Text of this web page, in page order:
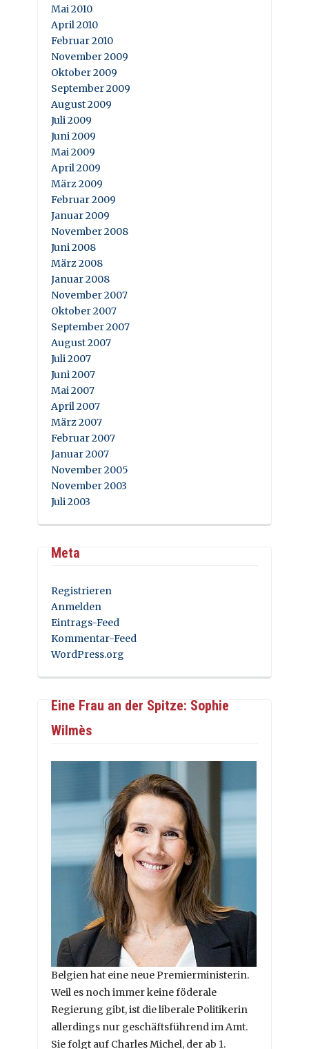
Mai 2010
April 2010
Februar 2010
November 2009
Oktober 2009
September 2009
August 2009
Juli 2009
Juni 2009
Mai 2009
April 2009
März 2009
Februar 2009
Januar 2009
November 2008
Juni 2008
März 2008
Januar 2008
November 2007
Oktober 2007
September 2007
August 2007
Juli 2007
Juni 2007
Mai 2007
April 2007
März 2007
Februar 2007
Januar 2007
November 2005
November 2003
Juli 2003
Meta
Registrieren
Anmelden
Eintrags-Feed
Kommentar-Feed
WordPress.org
Eine Frau an der Spitze: Sophie
Wilmès
Belgien hat eine neue Premierministerin.
Weil es noch immer keine föderale
Regierung gibt, ist die liberale Politikerin
allerdings nur geschäftsführend im Amt.
Sie folgt auf Charles Michel, der ab 1.